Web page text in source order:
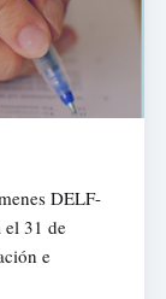
DELF-
el 31 de
e